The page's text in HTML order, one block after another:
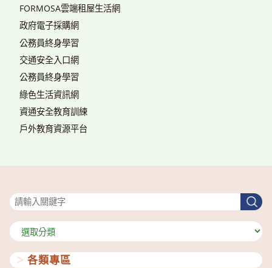
FORMOSA雲端租屋生活網
政府電子採購網
公務員終身學習
交通安全入口網
公務員終身學習
綠色生活資訊網
資通安全教育訓練
戶外教育資源平台
搜
尋
分
類
各類專區